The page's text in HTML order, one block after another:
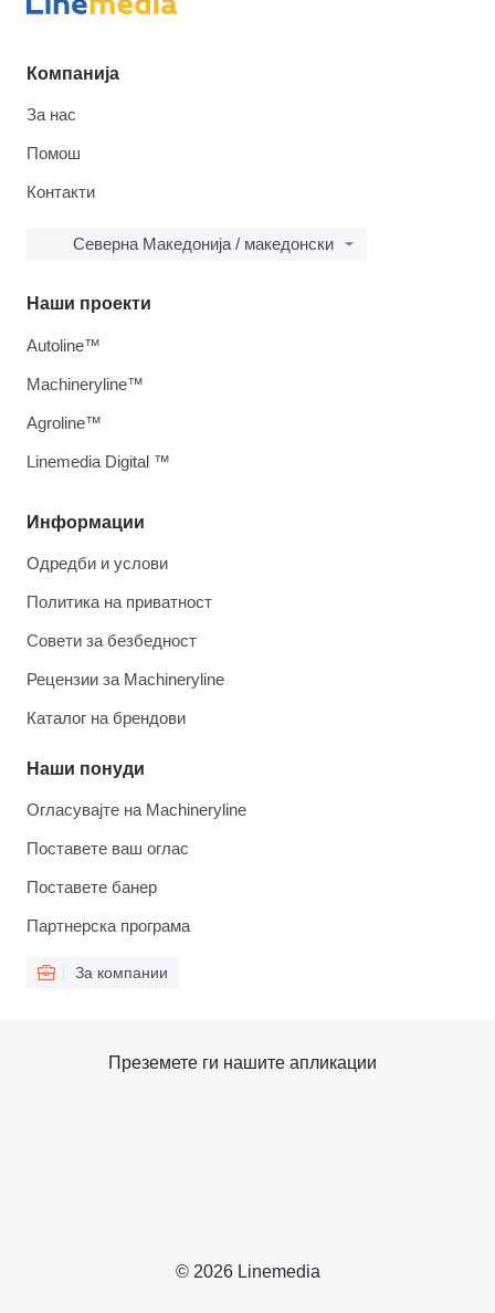
Компанија
За нас
Помош
Контакти
Северна Македонија / македонски
Информации
Одредби и услови
Политика на приватност
Совети за безбедност
Рецензии за Machineryline
Каталог на брендови
Наши понуди
Огласувајте на Machineryline
Поставете ваш оглас
Поставете банер
Партнерска програма
За компании
Наши проекти
Autoline™
Machineryline™
Agroline™
Linemedia Digital ™
© 2026 Linemedia
Преземете ги нашите апликации